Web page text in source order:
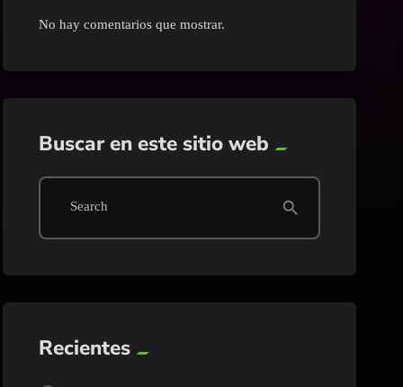
No hay comentarios que mostrar.
Buscar en este sitio web
Search search
Recientes